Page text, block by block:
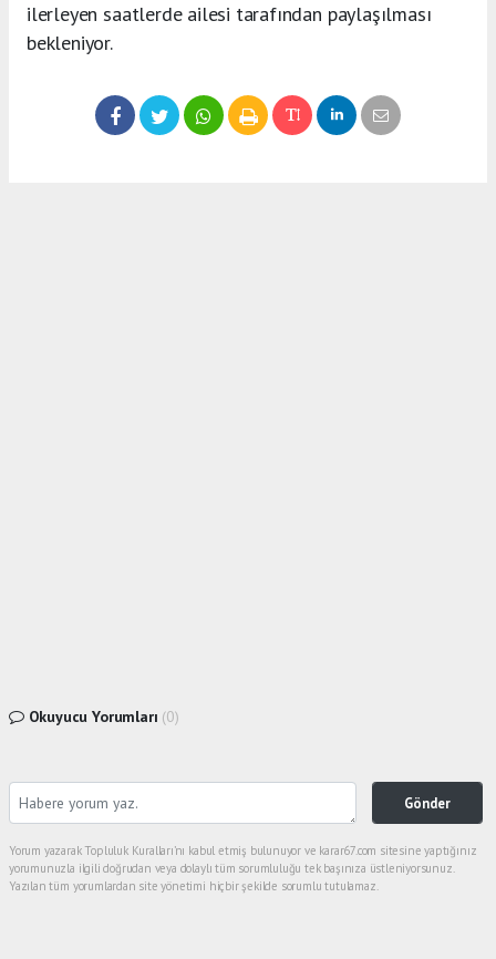
ilerleyen saatlerde ailesi tarafından paylaşılması
bekleniyor.
Okuyucu Yorumları (0)
Gönder
Yorum yazarak Topluluk Kuralları’nı kabul etmiş bulunuyor ve karar67.com sitesine yaptığınız
yorumunuzla ilgili doğrudan veya dolaylı tüm sorumluluğu tek başınıza üstleniyorsunuz.
Yazılan tüm yorumlardan site yönetimi hiçbir şekilde sorumlu tutulamaz.